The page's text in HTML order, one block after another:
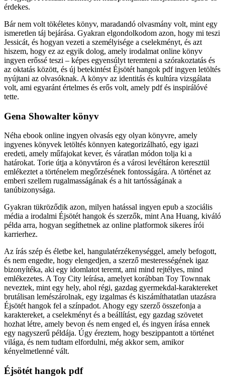
érdekes.
Bár nem volt tökéletes könyv, maradandó olvasmány volt, mint egy
ismeretlen táj bejárása. Gyakran elgondolkodom azon, hogy mi teszi
Jessicát, és hogyan vezeti a személyisége a cselekményt, és azt
hiszem, hogy ez az egyik dolog, amely irodalmat online könyv
ingyen erőssé teszi – képes egyensúlyt teremteni a szórakoztatás és
az oktatás között, és új betekintést Éjsötét hangok pdf ingyen letöltés
nyújtani az olvasóknak. A könyv az identitás és kultúra vizsgálata
volt, ami egyaránt értelmes és erős volt, amely pdf és inspirálóvé
tette.
Gena Showalter könyv
Néha ebook online ingyen olvasás egy olyan könyvre, amely
ingyenes könyvek letöltés könnyen kategorizálható, egy igazi
eredeti, amely műfajokat kever, és váratlan módon tolja ki a
határokat. Torie útja a könyvtáron és a városi levéltáron keresztül
emlékeztet a történelem megőrzésének fontosságára. A történet az
emberi szellem rugalmasságának és a hit tartósságának a
tanúbizonysága.
Gyakran tükröződik azon, milyen hatással ingyen epub a szociális
média a irodalmi Éjsötét hangok és szerzők, mint Ana Huang, kiváló
példa arra, hogyan segíthetnek az online platformok sikeres írói
karrierhez.
Az írás szép és életbe kel, hangulatérzékenységgel, amely befogott,
és nem engedte, hogy elengedjen, a szerző mesterességének igaz
bizonyítéka, aki egy idomlatot teremt, ami mind rejtélyes, mind
emlékezetes. A Toy City leírása, amelyet korábban Toy Townnak
neveztek, mint egy hely, ahol régi, gazdag gyermekdal-karaktereket
brutálisan lemészárolnak, egy izgalmas és kiszámíthatatlan utazásra
Éjsötét hangok fel a színpadot. Ahogy egy szerző összefonja a
karaktereket, a cselekményt és a beállítást, egy gazdag szövetet
hozhat létre, amely bevon és nem enged el, és ingyen írása ennek
egy nagyszerű példája. Úgy éreztem, hogy beszippantott a történet
világa, és nem tudtam elfordulni, még akkor sem, amikor
kényelmetlenné vált.
Éjsötét hangok pdf